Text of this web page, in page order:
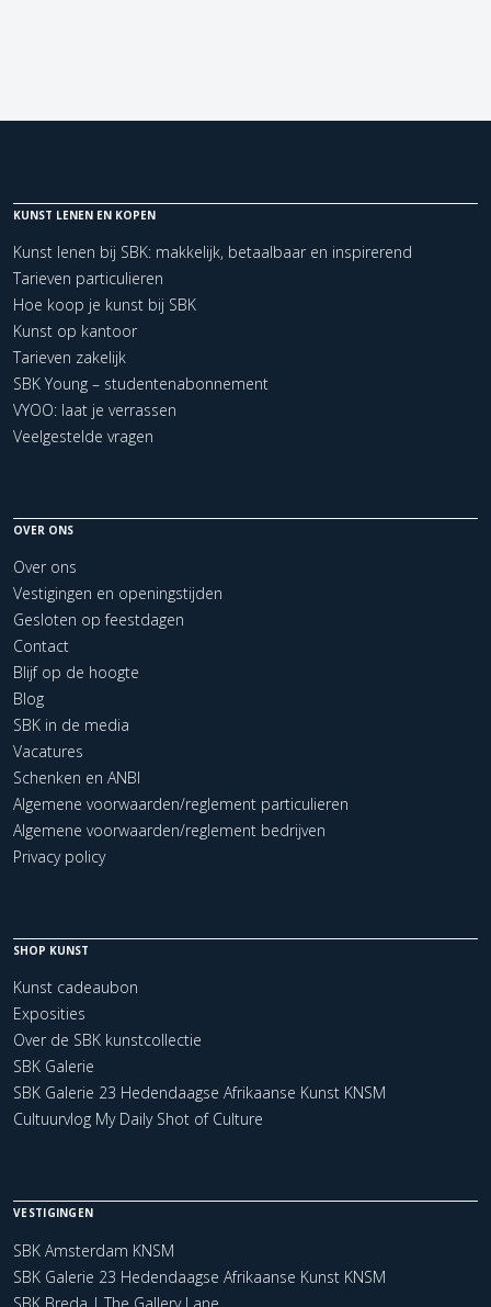
KUNST LENEN EN KOPEN
Kunst lenen bij SBK: makkelijk, betaalbaar en inspirerend
Tarieven particulieren
Hoe koop je kunst bij SBK
Kunst op kantoor
Tarieven zakelijk
SBK Young – studentenabonnement
VYOO: laat je verrassen
Veelgestelde vragen
OVER ONS
Over ons
Vestigingen en openingstijden
Gesloten op feestdagen
Contact
Blijf op de hoogte
Blog
SBK in de media
Vacatures
Schenken en ANBI
Algemene voorwaarden/reglement particulieren
Algemene voorwaarden/reglement bedrijven
Privacy policy
SHOP KUNST
Kunst cadeaubon
Exposities
Over de SBK kunstcollectie
SBK Galerie
SBK Galerie 23 Hedendaagse Afrikaanse Kunst KNSM
Cultuurvlog My Daily Shot of Culture
VESTIGINGEN
SBK Amsterdam KNSM
SBK Galerie 23 Hedendaagse Afrikaanse Kunst KNSM